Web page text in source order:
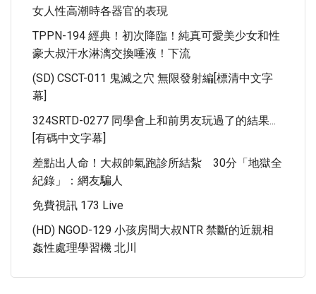
女人性高潮時各器官的表現
TPPN-194 經典！初次降臨！純真可愛美少女和性
豪大叔汗水淋漓交換唾液！下流
(SD) CSCT-011 鬼滅之穴 無限發射編[標清中文字
幕]
324SRTD-0277 同學會上和前男友玩過了的結果...
[有碼中文字幕]
差點出人命！大叔帥氣跑診所結紮 30分「地獄全
紀錄」：網友騙人
免費視訊 173 Live
(HD) NGOD-129 小孩房間大叔NTR 禁斷的近親相
姦性處理學習機 北川